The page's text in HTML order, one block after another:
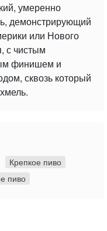
умеренно
демонстрирующий
или Нового
с чистым
финишем и
сквозь который
Крепкое пиво
пиво